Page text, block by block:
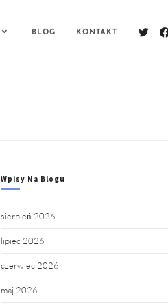
BLOG KONTAKT
Wpisy Na Blogu
sierpień 2026
lipiec 2026
czerwiec 2026
maj 2026